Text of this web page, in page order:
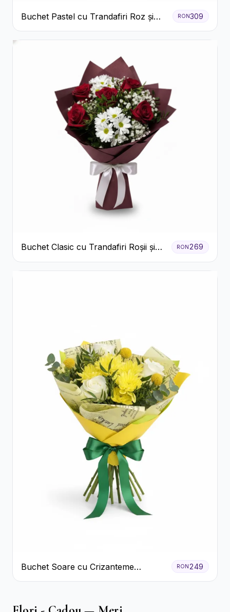
Buchet Pastel cu Trandafiri Roz și
Albi
RON309
Buchet Clasic cu Trandafiri Roșii și
Crizanteme Albe
RON269
Buchet Soare cu Crizanteme
Galbene și Trandafiri Albi
RON249